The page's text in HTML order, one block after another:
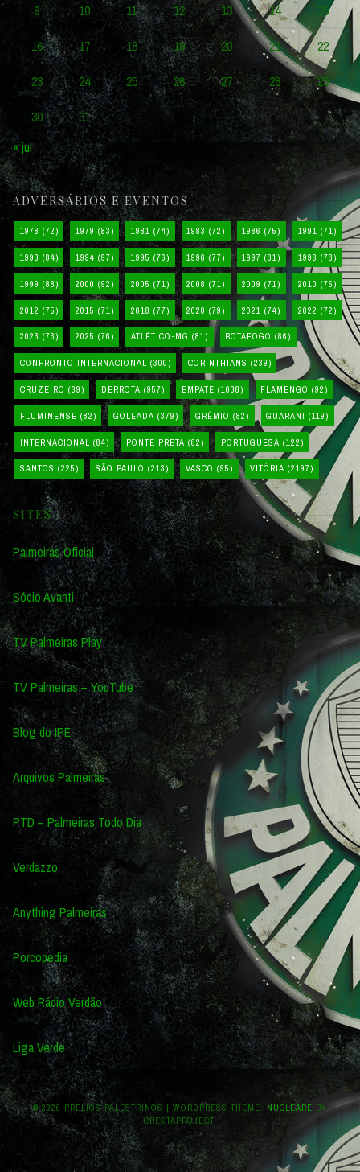
9
10 11 12 13 14
15
16
17 18 19 20 21
22
23
24 25 26 27 28
29
30
31
« jul
ADVERSÁRIOS E EVENTOS
1978 (72) 1979 (83) 1981 (74) 1983 (72) 1986 (75) 1991 (71)
1993 (84) 1994 (97) 1995 (76) 1996 (77) 1997 (81) 1998 (78)
1999 (88) 2000 (92) 2005 (71) 2008 (71) 2009 (71) 2010 (75)
2012 (75) 2015 (71) 2018 (77) 2020 (79) 2021 (74) 2022 (72)
2023 (73) 2025 (76) ATLÉTICO-MG (81) BOTAFOGO (86)
CONFRONTO INTERNACIONAL (300) CORINTHIANS (239)
CRUZEIRO (89) DERROTA (957) EMPATE (1038) FLAMENGO (92)
FLUMINENSE (82) GOLEADA (379) GRÊMIO (82) GUARANI (119)
INTERNACIONAL (84) PONTE PRETA (82) PORTUGUESA (122)
SANTOS (225) SÃO PAULO (213) VASCO (95) VITÓRIA (2197)
SITES
Palmeiras Oficial
Sócio Avanti
TV Palmeiras Play
TV Palmeiras – YouTube
Blog do IPE
Arquivos Palmeiras
PTD – Palmeiras Todo Dia
Verdazzo
Anything Palmeiras
Porcopedia
Web Rádio Verdão
Liga Verde
© 2026 PRÉLIOS PALESTRINOS | WORDPRESS THEME: NUCLEARE BY
CRESTAPROJECT.